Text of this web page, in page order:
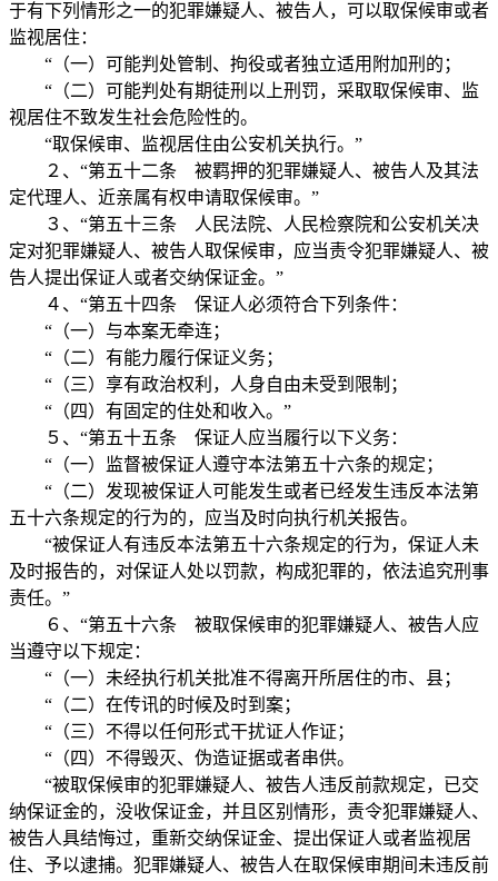
于有下列情形之一的犯罪嫌疑人、被告人，可以取保候审或者
监视居住：
“（一）可能判处管制、拘役或者独立适用附加刑的；
“（二）可能判处有期徒刑以上刑罚，采取取保候审、监
视居住不致发生社会危险性的。
“取保候审、监视居住由公安机关执行。”
２、“第五十二条 被羁押的犯罪嫌疑人、被告人及其法
定代理人、近亲属有权申请取保候审。”
３、“第五十三条 人民法院、人民检察院和公安机关决
定对犯罪嫌疑人、被告人取保候审，应当责令犯罪嫌疑人、被
告人提出保证人或者交纳保证金。”
４、“第五十四条 保证人必须符合下列条件：
“（一）与本案无牵连；
“（二）有能力履行保证义务；
“（三）享有政治权利，人身自由未受到限制；
“（四）有固定的住处和收入。”
５、“第五十五条 保证人应当履行以下义务：
“（一）监督被保证人遵守本法第五十六条的规定；
“（二）发现被保证人可能发生或者已经发生违反本法第
五十六条规定的行为的，应当及时向执行机关报告。
“被保证人有违反本法第五十六条规定的行为，保证人未
及时报告的，对保证人处以罚款，构成犯罪的，依法追究刑事
责任。”
６、“第五十六条 被取保候审的犯罪嫌疑人、被告人应
当遵守以下规定：
“（一）未经执行机关批准不得离开所居住的市、县；
“（二）在传讯的时候及时到案；
“（三）不得以任何形式干扰证人作证；
“（四）不得毁灭、伪造证据或者串供。
“被取保候审的犯罪嫌疑人、被告人违反前款规定，已交
纳保证金的，没收保证金，并且区别情形，责令犯罪嫌疑人、
被告人具结悔过，重新交纳保证金、提出保证人或者监视居
住、予以逮捕。犯罪嫌疑人、被告人在取保候审期间未违反前